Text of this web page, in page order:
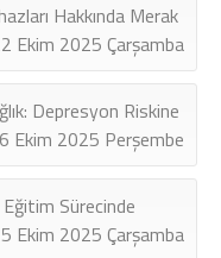
Hakkında Merak
Ekim 2025 Çarşamba
Depresyon Riskine
Ekim 2025 Perşembe
Sürecinde
Ekim 2025 Çarşamba